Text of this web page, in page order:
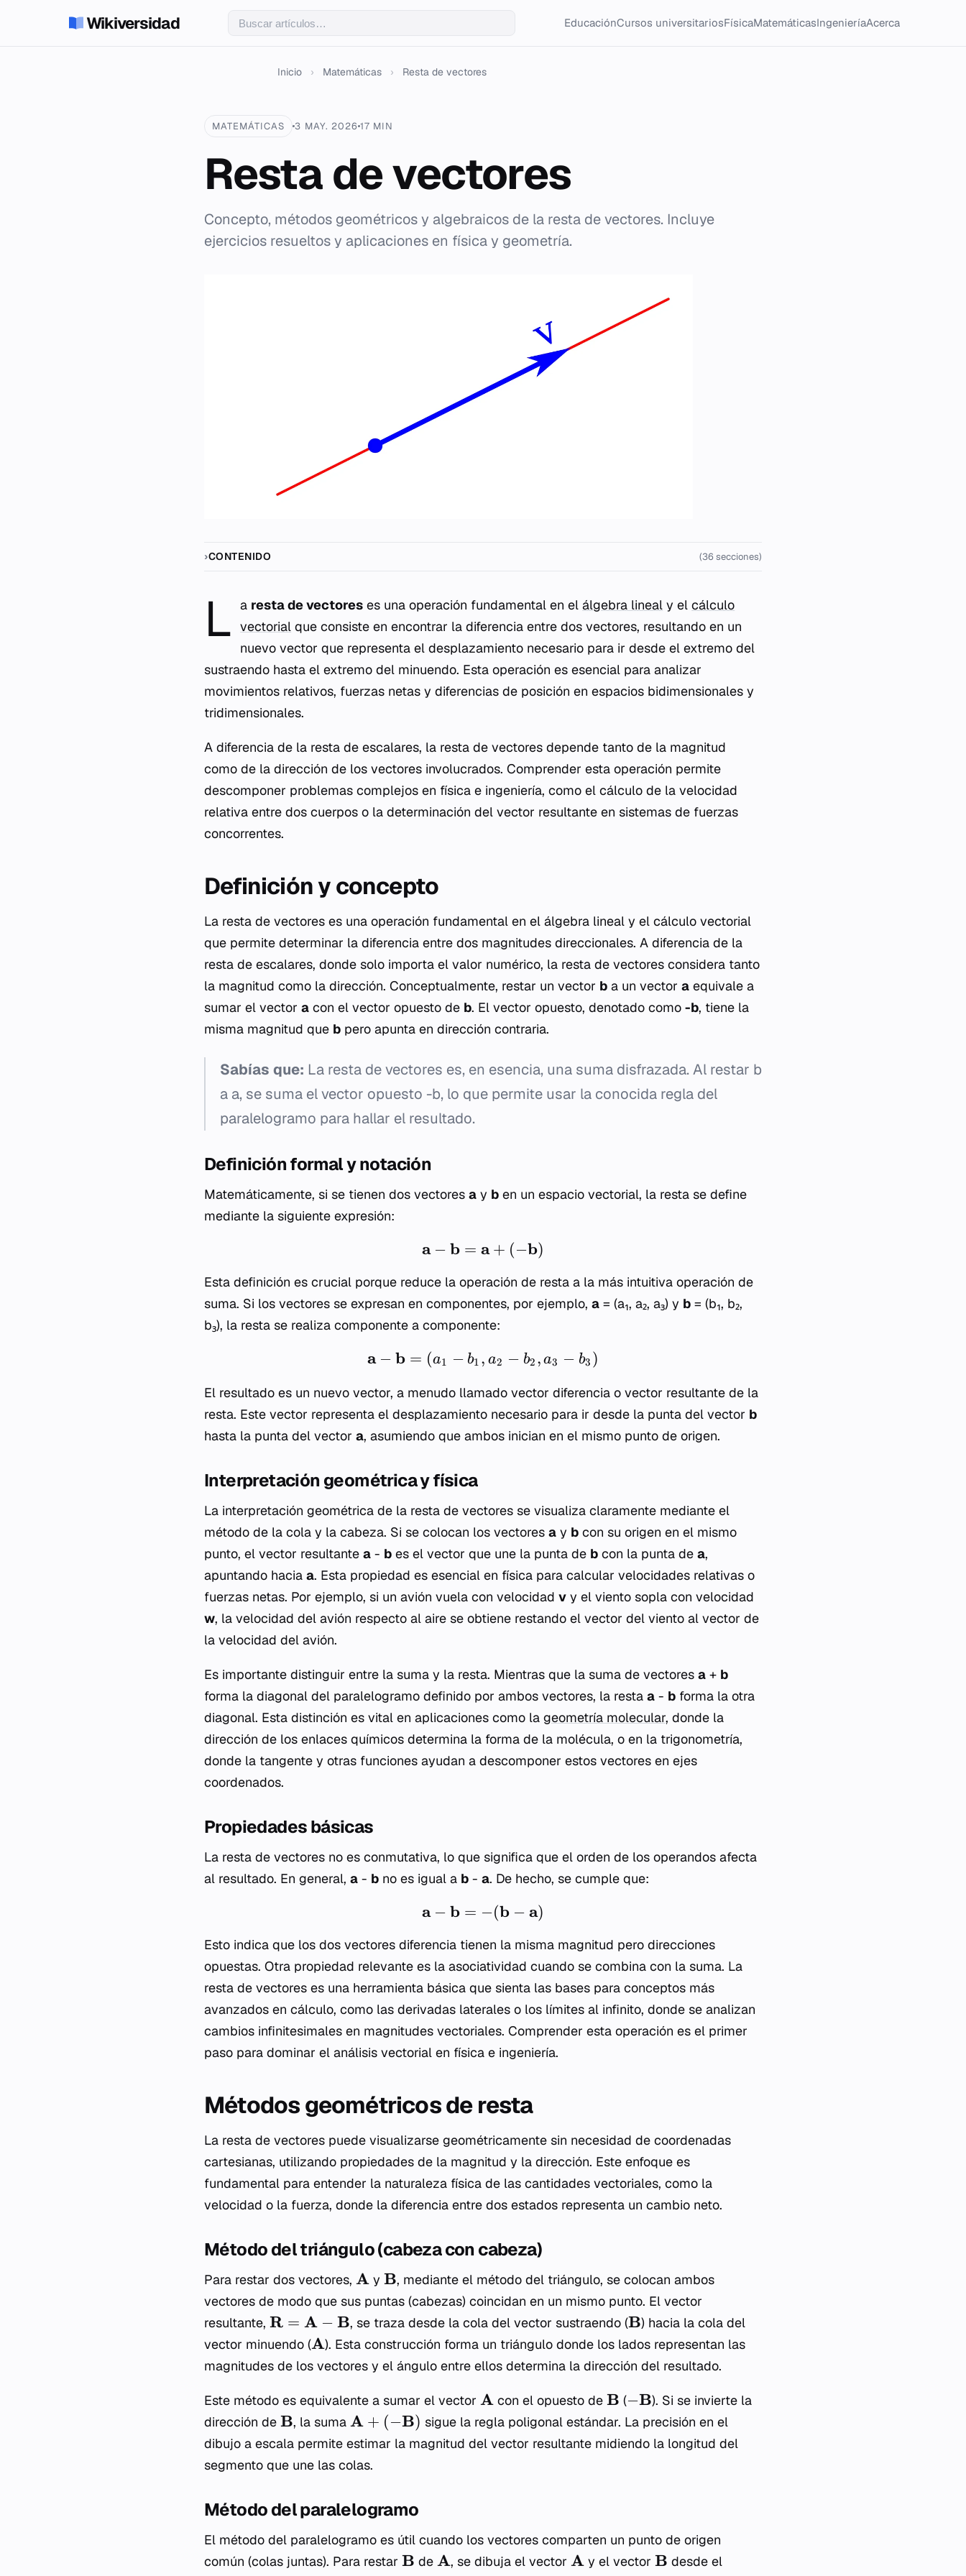
Wikiversidad EducaciónCursos universitariosFísicaMatemáticasIngenieríaAcerca
Inicio › Matemáticas › Resta de vectores
MATEMÁTICAS 3 MAY. 2026 17 MIN
Resta de vectores
Concepto, métodos geométricos y algebraicos de la resta de vectores. Incluye
ejercicios resueltos y aplicaciones en física y geometría.
CONTENIDO (36 secciones)
L a resta de vectores es una operación fundamental en elálgebra lineal y elcálculo
vectorial que consiste en encontrar la diferencia entre dos vectores, resultando en un
nuevo vector que representa el desplazamiento necesario para ir desde el extremo del
sustraendo hasta el extremo del minuendo. Esta operación es esencial para analizar
movimientos relativos, fuerzas netas y diferencias de posición en espacios bidimensionales y
tridimensionales.
A diferencia de la resta de escalares, la resta de vectores depende tanto de la magnitud
como de la dirección de los vectores involucrados. Comprender esta operación permite
descomponer problemas complejos en física e ingeniería, como el cálculo de la velocidad
relativa entre dos cuerpos o la determinación del vector resultante en sistemas de fuerzas
concorrentes.
Definición y concepto
La resta de vectores es una operación fundamental en el álgebra lineal y el cálculo vectorial
que permite determinar la diferencia entre dos magnitudes direccionales. A diferencia de la
resta de escalares, donde solo importa el valor numérico, la resta de vectores considera tanto
la magnitud como la dirección. Conceptualmente, restar un vector b a un vector a equivale a
sumar el vector a con el vector opuesto de b. El vector opuesto, denotado como -b, tiene la
misma magnitud que b pero apunta en dirección contraria.
Sabías que: La resta de vectores es, en esencia, una suma disfrazada. Al restar b
a a, se suma el vector opuesto -b, lo que permite usar la conocida regla del
paralelogramo para hallar el resultado.
Definición formal y notación
Matemáticamente, si se tienen dos vectores a y b en un espacio vectorial, la resta se define
mediante la siguiente expresión:
a − b = a + (−b)
Esta definición es crucial porque reduce la operación de resta a la más intuitiva operación de
suma. Si los vectores se expresan en componentes, por ejemplo, a = (a₁, a₂, a₃) y b = (b₁, b₂,
b₃), la resta se realiza componente a componente:
a − b = (a1 − b1 , a2 − b2 , a3 − b3 )
El resultado es un nuevo vector, a menudo llamado vector diferencia o vector resultante de la
resta. Este vector representa el desplazamiento necesario para ir desde la punta del vector b
hasta la punta del vector a, asumiendo que ambos inician en el mismo punto de origen.
Interpretación geométrica y física
La interpretación geométrica de la resta de vectores se visualiza claramente mediante el
método de la cola y la cabeza. Si se colocan los vectores a y b con su origen en el mismo
punto, el vector resultante a - b es el vector que une la punta de b con la punta de a,
apuntando hacia a. Esta propiedad es esencial en física para calcular velocidades relativas o
fuerzas netas. Por ejemplo, si un avión vuela con velocidad v y el viento sopla con velocidad
w, la velocidad del avión respecto al aire se obtiene restando el vector del viento al vector de
la velocidad del avión.
Es importante distinguir entre la suma y la resta. Mientras que la suma de vectores a + b
forma la diagonal del paralelogramo definido por ambos vectores, la resta a - b forma la otra
diagonal. Esta distinción es vital en aplicaciones como la geometría molecular, donde la
dirección de los enlaces químicos determina la forma de la molécula, o en la trigonometría,
donde la tangente y otras funciones ayudan a descomponer estos vectores en ejes
coordenados.
Propiedades básicas
La resta de vectores no es conmutativa, lo que significa que el orden de los operandos afecta
al resultado. En general, a - b no es igual a b - a. De hecho, se cumple que:
a − b = −(b − a)
Esto indica que los dos vectores diferencia tienen la misma magnitud pero direcciones
opuestas. Otra propiedad relevante es la asociatividad cuando se combina con la suma. La
resta de vectores es una herramienta básica que sienta las bases para conceptos más
avanzados en cálculo, como las derivadas laterales o los límites al infinito, donde se analizan
cambios infinitesimales en magnitudes vectoriales. Comprender esta operación es el primer
paso para dominar el análisis vectorial en física e ingeniería.
Métodos geométricos de resta
La resta de vectores puede visualizarse geométricamente sin necesidad de coordenadas
cartesianas, utilizando propiedades de la magnitud y la dirección. Este enfoque es
fundamental para entender la naturaleza física de las cantidades vectoriales, como la
velocidad o la fuerza, donde la diferencia entre dos estados representa un cambio neto.
Método del triángulo (cabeza con cabeza)
Para restar dos vectores, A y B, mediante el método del triángulo, se colocan ambos
vectores de modo que sus puntas (cabezas) coincidan en un mismo punto. El vector
resultante, R = A − B, se traza desde la cola del vector sustraendo (B) hacia la cola del
vector minuendo (A). Esta construcción forma un triángulo donde los lados representan las
magnitudes de los vectores y el ángulo entre ellos determina la dirección del resultado.
Este método es equivalente a sumar el vector A con el opuesto de B (−B). Si se invierte la
dirección de B, la suma A + (−B) sigue la regla poligonal estándar. La precisión en el
dibujo a escala permite estimar la magnitud del vector resultante midiendo la longitud del
segmento que une las colas.
Método del paralelogramo
El método del paralelogramo es útil cuando los vectores comparten un punto de origen
común (colas juntas). Para restar B de A, se dibuja el vector A y el vector B desde el